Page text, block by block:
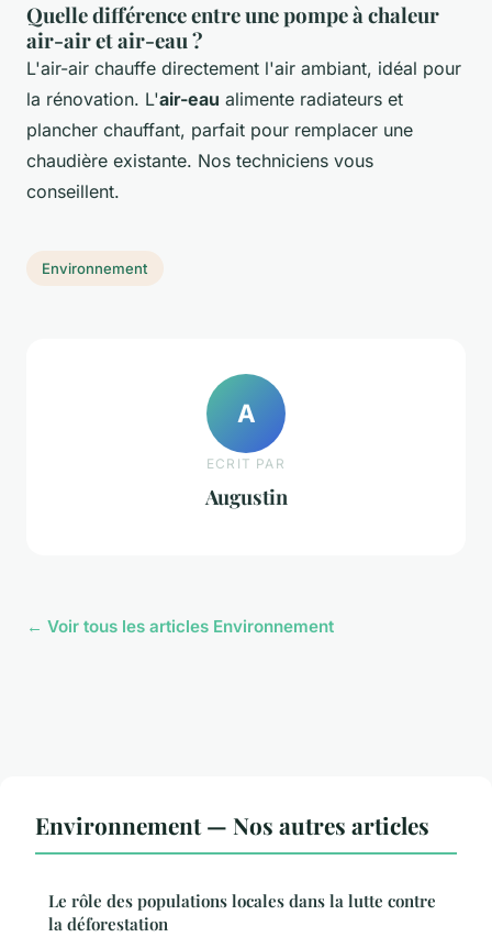
Quelle différence entre une pompe à chaleur
air-air et air-eau ?
L'air-air chauffe directement l'air ambiant, idéal pour
la rénovation. L'air-eau alimente radiateurs et
plancher chauffant, parfait pour remplacer une
chaudière existante. Nos techniciens vous
conseillent.
Environnement
A
ECRIT PAR
Augustin
← Voir tous les articles Environnement
Environnement — Nos autres articles
Le rôle des populations locales dans la lutte contre
la déforestation